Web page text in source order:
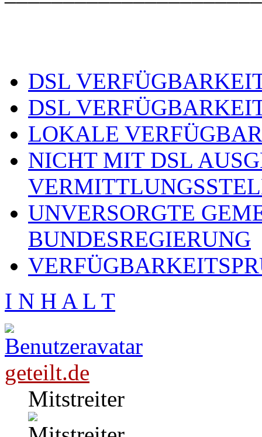
DSL
DSL
LOKALE
NICHT MIT DSL
UNVERSORGTE
BUNDESREGIERUNG
I N H A L T
geteilt.de
Mitstreiter